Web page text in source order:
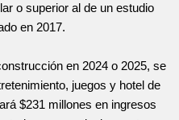
o superior al de un estudio
en 2017.
en 2024 o 2025, se
juegos y hotel de
$231 millones en ingresos